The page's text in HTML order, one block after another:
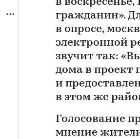
гражданин».
в опросе,
электронной
звучит так:
дома в проект
и
в этом же
Голосование
мнение